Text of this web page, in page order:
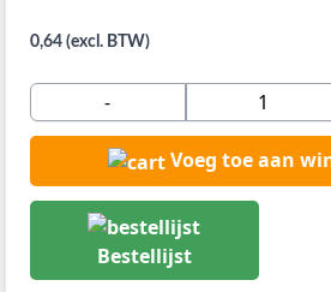
0,64 (excl. BTW)
-
Voeg toe aan
Bestellijst